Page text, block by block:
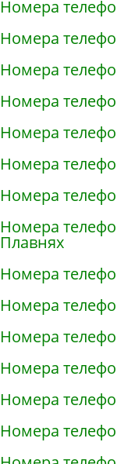
Номера
Номера
Номера
Номера
Номера
Номера
Номера
Номера
Плавнях
Номера
Номера
Номера
Номера
Номера
Номера